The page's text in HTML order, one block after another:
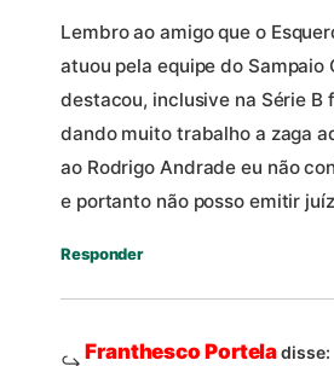
Lembro ao amigo que o
atuou pela equipe do Sampaio
destacou, inclusive na Série B
dando muito trabalho a zaga
ao Rodrigo Andrade eu não
e portanto não posso emitir
Responder
Franthesco Porteladisse: